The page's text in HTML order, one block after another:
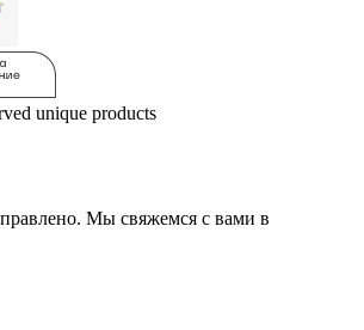
unique products
Мы свяжемся с вами в